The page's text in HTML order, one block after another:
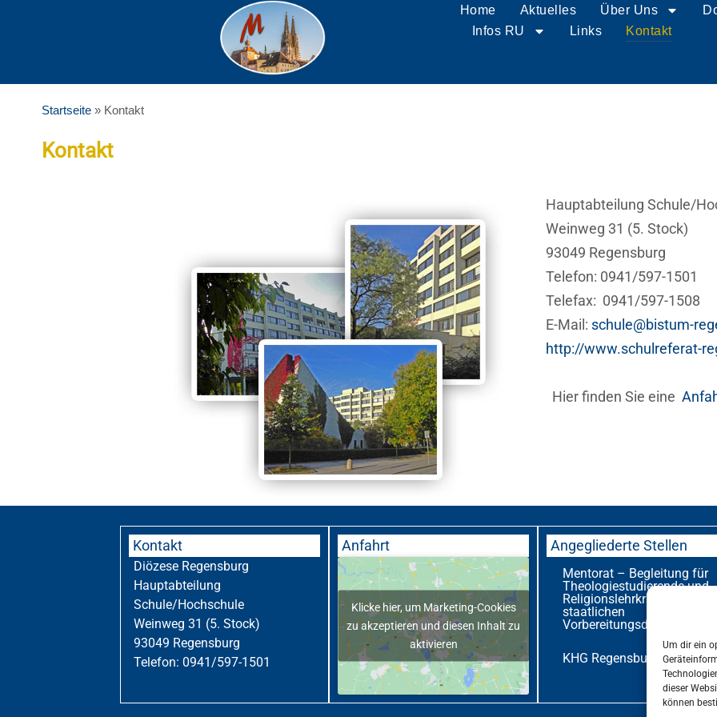
Um dir ein
dieser
können
Home Aktuelles
Home Aktuelles Über Uns
Infos RU
Links Kontakt
Startseite » Kontakt
Kontakt
Hauptabteilung Schule/
Weinweg 31 (5. Stock)
93049 Regensburg
Telefon: 0941/597-1501
Telefax: 0941/597-1508
E-Mail: schule@bistum-
http://www.schulreferat-
Hier finden Sie eine
Kontakt
Diözese Regensburg
Hauptabteilung
Schule/Hochschule
Weinweg 31 (5. Stock)
93049 Regensburg
Telefon: 0941/597-1501
Angegliederte Stellen
Mentorat – Begleitung für
Theologiestudierende und
Religionslehrkräfte im
staatlichen
Vorbereitungsdienst
KHG Regensburg
Anfahrt
Klicke hier, um Marketing-Cookies
zu akzeptieren und diesen Inhalt zu
aktivieren